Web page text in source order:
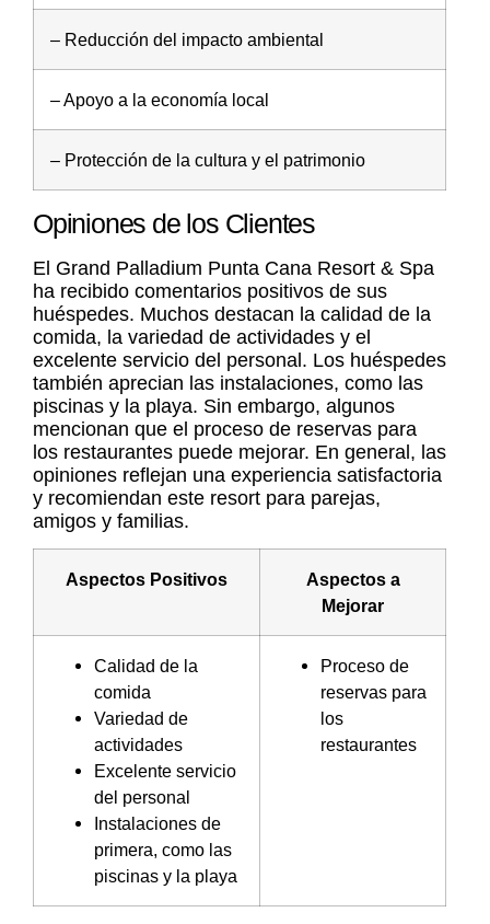
– Reducción del impacto ambiental
– Apoyo a la economía local
– Protección de la cultura y el patrimonio
Opiniones de los Clientes
El Grand Palladium Punta Cana Resort & Spa
ha recibido comentarios positivos de sus
huéspedes. Muchos destacan la calidad de la
comida, la variedad de actividades y el
excelente servicio del personal. Los huéspedes
también aprecian las instalaciones, como las
piscinas y la playa. Sin embargo, algunos
mencionan que el proceso de reservas para
los restaurantes puede mejorar. En general, las
opiniones reflejan una experiencia satisfactoria
y recomiendan este resort para parejas,
amigos y familias.
Aspectos Positivos
Aspectos a
Mejorar
Calidad de la
comida
Variedad de
actividades
Excelente servicio
del personal
Instalaciones de
primera, como las
piscinas y la playa
Proceso de
reservas para
los
restaurantes